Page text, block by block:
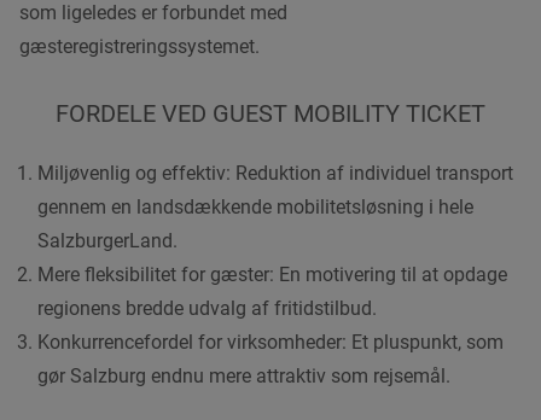
som ligeledes er forbundet med
gæsteregistreringssystemet.
FORDELE VED GUEST MOBILITY TICKET
Miljøvenlig og effektiv: Reduktion af individuel transport
gennem en landsdækkende mobilitetsløsning i hele
SalzburgerLand.
Mere fleksibilitet for gæster: En motivering til at opdage
regionens bredde udvalg af fritidstilbud.
Konkurrencefordel for virksomheder: Et pluspunkt, som
gør Salzburg endnu mere attraktiv som rejsemål.